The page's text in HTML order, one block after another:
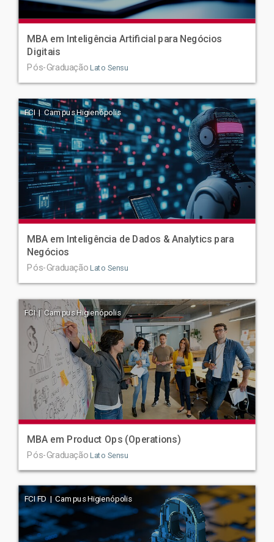
MBA em Inteligência Artificial para Negócios
Digitais
Pós-Graduação Lato Sensu
FCI | Campus Higienópolis
MBA em Inteligência de Dados & Analytics para
Negócios
Pós-Graduação Lato Sensu
FCI | Campus Higienópolis
MBA em Product Ops (Operations)
Pós-Graduação Lato Sensu
FCI FD | Campus Higienópolis